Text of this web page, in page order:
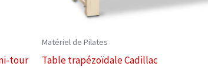
tour
Matériel de Pilates
Table trapézoïdale Cadillac